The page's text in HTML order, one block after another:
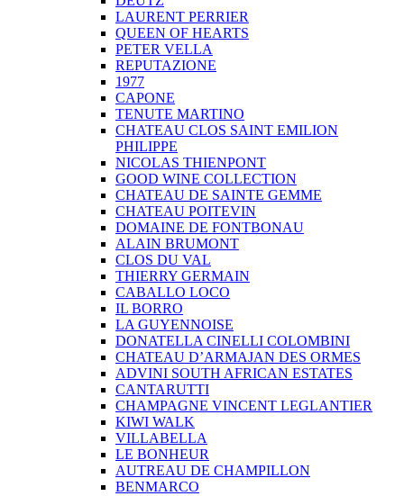
LAURENT PERRIER
QUEEN OF HEARTS
PETER VELLA
REPUTAZIONE
1977
CAPONE
TENUTE MARTINO
CHATEAU CLOS SAINT EMILION
PHILIPPE
NICOLAS THIENPONT
GOOD WINE COLLECTION
CHATEAU DE SAINTE GEMME
CHATEAU POITEVIN
DOMAINE DE FONTBONAU
ALAIN BRUMONT
CLOS DU VAL
THIERRY GERMAIN
CABALLO LOCO
IL BORRO
LA GUYENNOISE
DONATELLA CINELLI COLOMBINI
CHATEAU D’ARMAJAN DES ORMES
ADVINI SOUTH AFRICAN ESTATES
CANTARUTTI
CHAMPAGNE VINCENT LEGLANTIER
KIWI WALK
VILLABELLA
LE BONHEUR
AUTREAU DE CHAMPILLON
BENMARCO